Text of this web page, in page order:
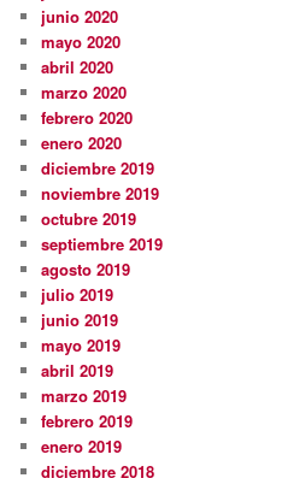
junio 2020
mayo 2020
abril 2020
marzo 2020
febrero 2020
enero 2020
diciembre 2019
noviembre 2019
octubre 2019
septiembre 2019
agosto 2019
julio 2019
junio 2019
mayo 2019
abril 2019
marzo 2019
febrero 2019
enero 2019
diciembre 2018